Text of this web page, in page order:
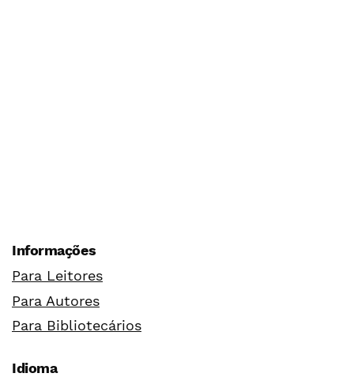
Informações
Para Leitores
Para Autores
Para Bibliotecários
Idioma